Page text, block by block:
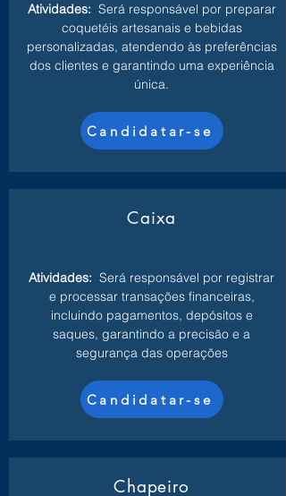
Atividades: Será responsável por preparar
coquetéis artesanais e bebidas
personalizadas, atendendo às preferências
dos clientes e garantindo uma experiência
única.
Candidatar-se
Caixa
Atividades: Será responsável por registrar
e processar transações financeiras,
incluindo pagamentos, depósitos e
saques, garantindo a precisão e a
segurança das operações
Candidatar-se
Chapeiro